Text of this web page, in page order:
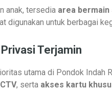
anak, tersedia area bermain
digunakan untuk berbagai
Terjamin
utama di Pondok Indah
, serta akses kartu